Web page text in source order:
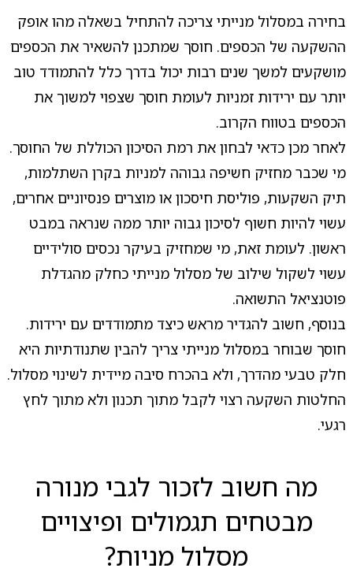
בחירה במסלול מנייתי צריכה להתחיל בשאלה מהו אופק
ההשקעה של הכספים. חוסך שמתכנן להשאיר את הכספים
מושקעים למשך שנים רבות יכול בדרך כלל להתמודד טוב
יותר עם ירידות זמניות לעומת חוסך שצפוי למשוך את
הכספים בטווח הקרוב.
לאחר מכן כדאי לבחון את רמת הסיכון הכוללת של החוסך.
מי שכבר מחזיק חשיפה גבוהה למניות בקרן השתלמות,
תיק השקעות, פוליסת חיסכון או מוצרים פנסיוניים אחרים,
עשוי להיות חשוף לסיכון גבוה יותר ממה שנראה במבט
ראשון. לעומת זאת, מי שמחזיק בעיקר נכסים סולידיים
עשוי לשקול שילוב של מסלול מנייתי כחלק מהגדלת
פוטנציאל התשואה.
בנוסף, חשוב להגדיר מראש כיצד מתמודדים עם ירידות.
חוסך שבוחר במסלול מנייתי צריך להבין שתנודתיות היא
חלק טבעי מהדרך, ולא בהכרח סיבה מיידית לשינוי מסלול.
החלטות השקעה רצוי לקבל מתוך תכנון ולא מתוך לחץ
רגעי.
מה חשוב לזכור לגבי מנורה
מבטחים תגמולים ופיצויים
מסלול מניות?